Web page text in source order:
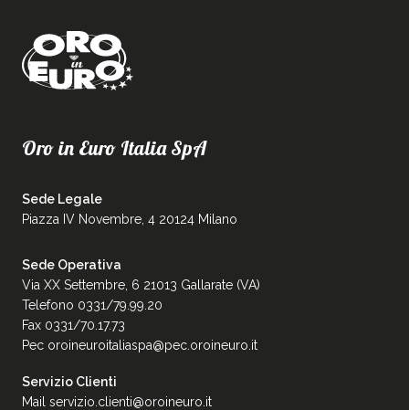
Oro in Euro Italia SpA
Sede Legale
Piazza IV Novembre, 4 20124 Milano
Sede Operativa
Via XX Settembre, 6 21013 Gallarate (VA)
Telefono 0331/79.99.20
Fax 0331/70.17.73
Pec oroineuroitaliaspa@pec.oroineuro.it
Servizio Clienti
Mail servizio.clienti@oroineuro.it